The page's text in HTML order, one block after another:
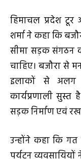
हिमाचल प्रदेश टूर
शर्मा ने कहा कि
सीमा सड़क संगठन
चाहिए। बजौरा से
इलाकों से
कार्यप्रणाली
सड़क निर्माण एवं
उन्होंने कहा कि